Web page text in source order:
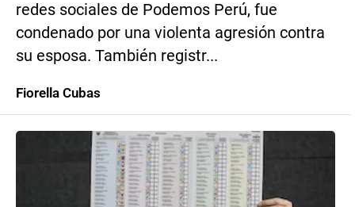
redes sociales de Podemos Perú, fue
condenado por una violenta agresión contra
su esposa. También registr...
Fiorella Cubas